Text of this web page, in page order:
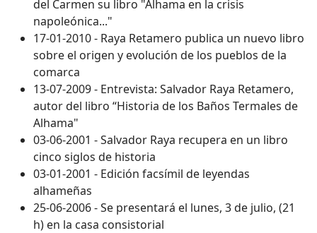
del Carmen su libro "Alhama en la crisis
napoleónica..."
17-01-2010 - Raya Retamero publica un nuevo libro
sobre el origen y evolución de los pueblos de la
comarca
13-07-2009 - Entrevista: Salvador Raya Retamero,
autor del libro “Historia de los Baños Termales de
Alhama"
03-06-2001 - Salvador Raya recupera en un libro
cinco siglos de historia
03-01-2001 - Edición facsímil de leyendas
alhameñas
25-06-2006 - Se presentará el lunes, 3 de julio, (21
h) en la casa consistorial